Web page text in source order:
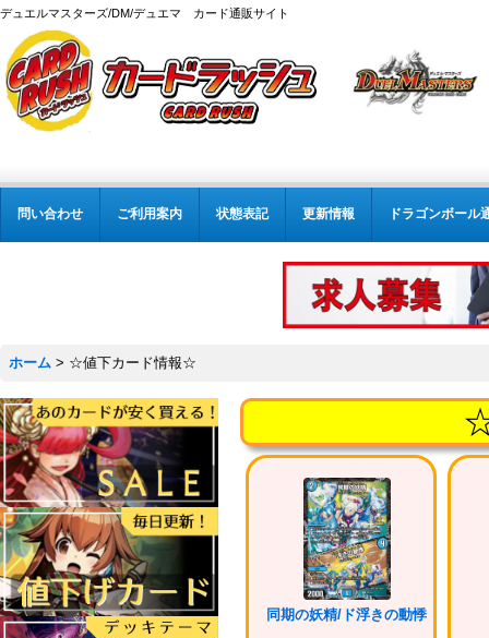
デュエルマスターズ/DM/デュエマ カード通販サイト
問い合わせ ご利用案内 状態表記 更新情報 ドラゴンボール
ホーム > ☆値下カード情報☆
同期の妖精/ド浮きの動悸